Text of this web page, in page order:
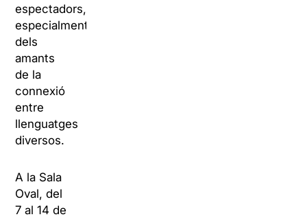
espectadors,
especialment
dels
amants
de la
connexió
entre
llenguatges
diversos.
A la Sala
Oval, del
7 al 14 de